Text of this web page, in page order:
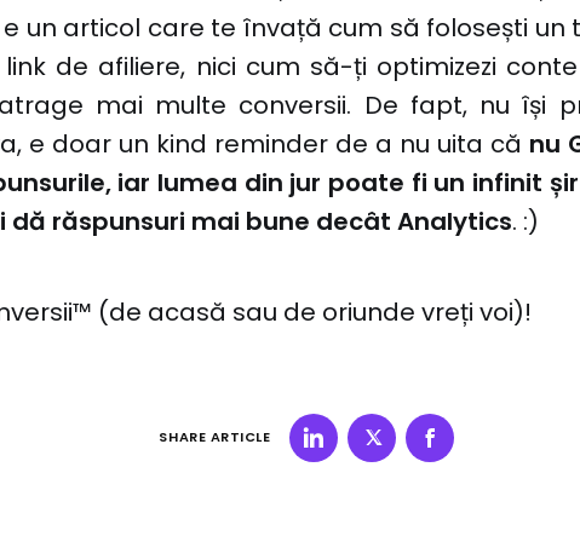
un articol care te învață cum să folosești un
de afiliere, nici cum să-ți optimizezi
mai multe conversii. De fapt, nu își
e doar un kind reminder de a nu uita că nu
iar lumea din jur poate fi un infinit
dă răspunsuri mai bune decât Analytics. :)
(de acasă sau de oriunde vreți voi)!
SHARE ARTICLE